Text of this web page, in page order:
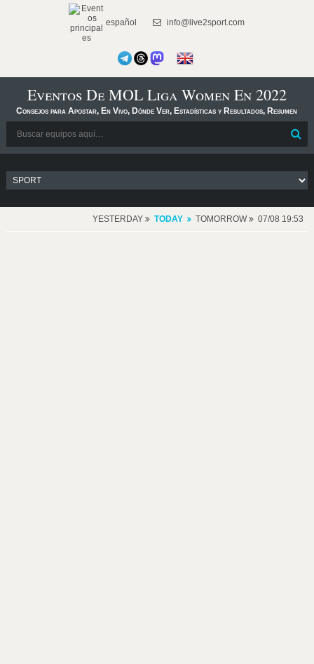
español info@live2sport.com
Eventos De MOL Liga Women En 2022
Consejos para Apostar, En Vivo, Dónde Ver, Estadísticas y Resultados, Resumen
YESTERDAY TODAY TOMORROW 07/08 19:53